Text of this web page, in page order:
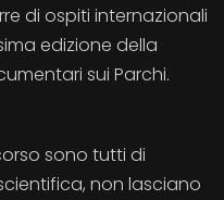
di ospiti internazionali
edizione della
sui Parchi.
sono tutti di
non lasciano